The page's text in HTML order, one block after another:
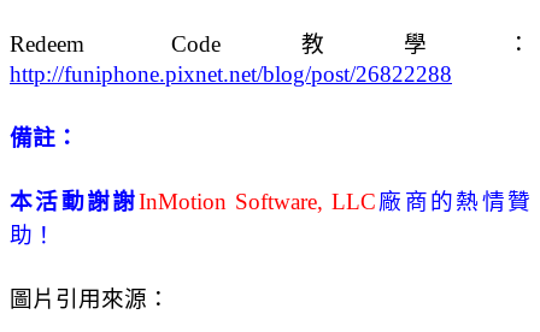
Redeem Code教學：
http://funiphone.pixnet.net/blog/post/26822288
備註：
本活動謝謝InMotion Software, LLC廠商的熱情贊
助！
圖片引用來源：